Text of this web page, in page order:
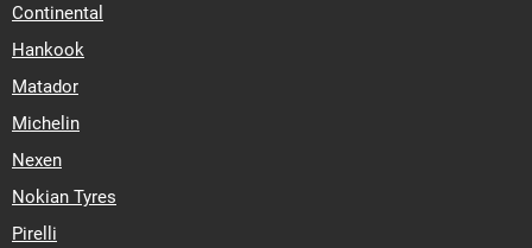
Continental
Hankook
Matador
Michelin
Nexen
Nokian Tyres
Pirelli